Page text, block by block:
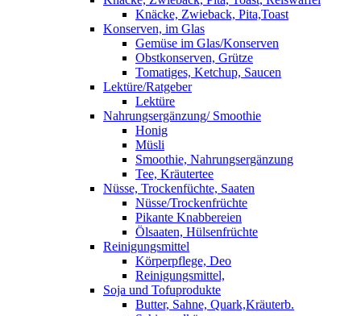
Knäcke, Zwieback, Pita,Toast
Konserven, im Glas
Gemüse im Glas/Konserven
Obstkonserven, Grütze
Tomatiges, Ketchup, Saucen
Lektüre/Ratgeber
Lektüre
Nahrungsergänzung/ Smoothie
Honig
Müsli
Smoothie, Nahrungsergänzung
Tee, Kräutertee
Nüsse, Trockenfüchte, Saaten
Nüsse/Trockenfrüchte
Pikante Knabbereien
Ölsaaten, Hülsenfrüchte
Reinigungsmittel
Körperpflege, Deo
Reinigungsmittel,
Soja und Tofuprodukte
Butter, Sahne, Quark,Kräuterb.